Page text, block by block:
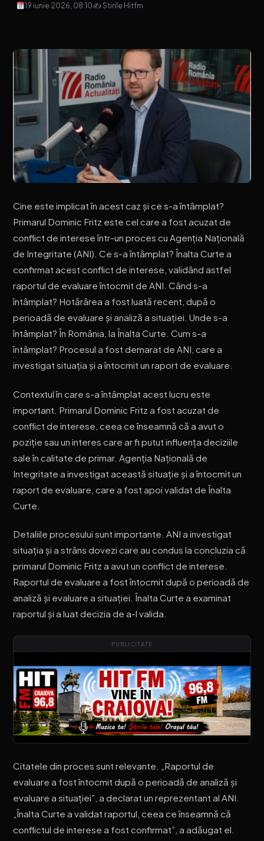
19 iunie 2026, 08:10✍ Stirile Hitfm
Cine este implicat în acest caz și ce s-a întâmplat?
Primarul Dominic Fritz este cel care a fost acuzat de
conflict de interese într-un proces cu Agenția Națională
de Integritate (ANI). Ce s-a întâmplat? Înalta Curte a
confirmat acest conflict de interese, validând astfel
raportul de evaluare întocmit de ANI. Când s-a
întâmplat? Hotărârea a fost luată recent, după o
perioadă de evaluare și analiză a situației. Unde s-a
întâmplat? În România, la Înalta Curte. Cum s-a
întâmplat? Procesul a fost demarat de ANI, care a
investigat situația și a întocmit un raport de evaluare.
Contextul în care s-a întâmplat acest lucru este
important. Primarul Dominic Fritz a fost acuzat de
conflict de interese, ceea ce înseamnă că a avut o
poziție sau un interes care ar fi putut influența deciziile
sale în calitate de primar. Agenția Națională de
Integritate a investigat această situație și a întocmit un
raport de evaluare, care a fost apoi validat de Înalta
Curte.
Detaliile procesului sunt importante. ANI a investigat
situația și a strâns dovezi care au condus la concluzia că
primarul Dominic Fritz a avut un conflict de interese.
Raportul de evaluare a fost întocmit după o perioadă de
analiză și evaluare a situației. Înalta Curte a examinat
raportul și a luat decizia de a-l valida.
PUBLICITATE
Citatele din proces sunt relevante. „Raportul de
evaluare a fost întocmit după o perioadă de analiză și
evaluare a situației”, a declarat un reprezentant al ANI.
„Înalta Curte a validat raportul, ceea ce înseamnă că
conflictul de interese a fost confirmat”, a adăugat el.